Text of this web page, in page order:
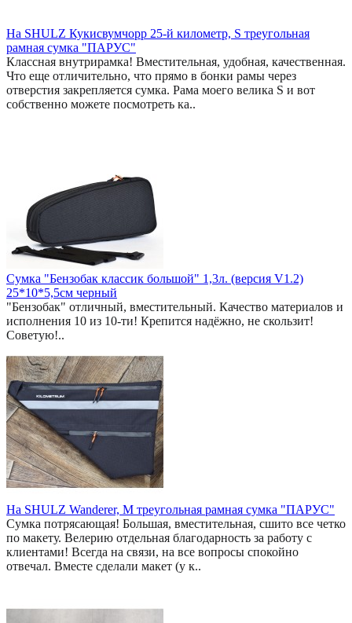
На SHULZ Кукисвумчорр 25-й километр, S треугольная
рамная сумка "ПАРУС"
Классная внутрирамка! Вместительная, удобная, качественная.
Что еще отличительно, что прямо в бонки рамы через
отверстия закрепляется сумка. Рама моего велика S и вот
собственно можете посмотреть ка..
Сумка "Бензобак классик большой" 1,3л. (версия V1.2)
25*10*5,5см черный
"Бензобак" отличный, вместительный. Качество материалов и
исполнения 10 из 10-ти! Крепится надёжно, не скользит!
Советую!..
На SHULZ Wanderer, M треугольная рамная сумка "ПАРУС"
Сумка потрясающая! Большая, вместительная, сшито все четко
по макету. Велерию отдельная благодарность за работу с
клиентами! Всегда на связи, на все вопросы спокойно
отвечал. Вместе сделали макет (у к..